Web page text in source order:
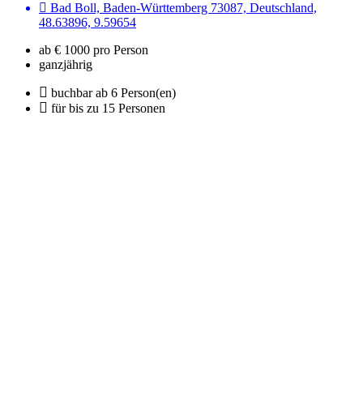
Bad Boll, Baden-Württemberg 73087, Deutschland,
48.63896, 9.59654
ab € 1000 pro Person
ganzjährig
buchbar ab 6 Person(en)
für bis zu 15 Personen